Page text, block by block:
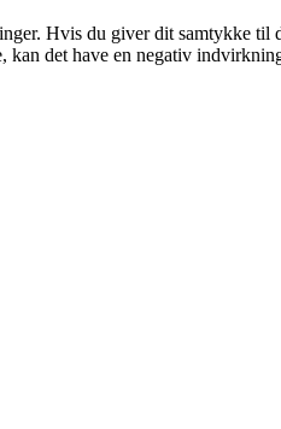
Hvis du giver dit samtykke til
det have en negativ